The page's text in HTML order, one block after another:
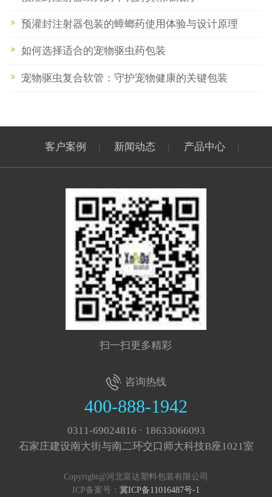
预灌封注射器包装的蟑螂药使用体验与设计原理
如何选择适合的宠物驱虫药包装
宠物驱虫复合软管：守护宠物健康的关键包装
客户案例 新闻动态 产品中心
扫一扫更多精彩
咨询热线
400-888-1942
0311-69024816 · 18633066093
石家庄建设南大街与南二环交口师大科技B座1021室
Copyright@河北富达塑料包装有限公司
ICP备案号： 冀ICP备11016487号-1